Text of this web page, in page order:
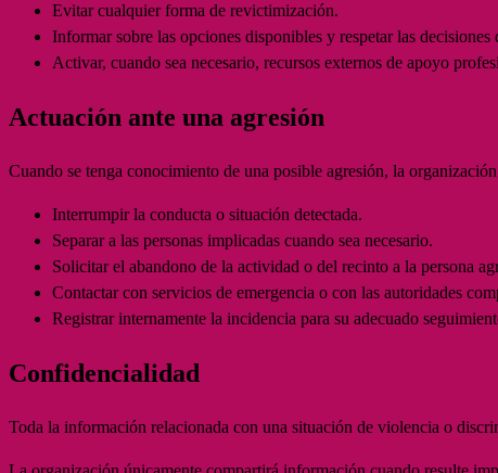
Evitar cualquier forma de revictimización.
Informar sobre las opciones disponibles y respetar las decisiones
Activar, cuando sea necesario, recursos externos de apoyo
Actuación ante una agresión
Cuando se tenga conocimiento de una posible agresión, la
Interrumpir la conducta o situación detectada.
Separar a las personas implicadas cuando sea necesario.
Solicitar el abandono de la actividad o del recinto a la persona
Contactar con servicios de emergencia o con las autoridades
Registrar internamente la incidencia para su adecuado
Confidencialidad
Toda la información relacionada con una situación de violencia o